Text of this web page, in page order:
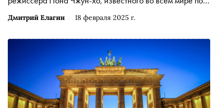
Дмитрий Елагин 18 февраля 2025 г.
сатира на современное общество, комедия об участнике
разрешил работодателю скопировать его тело и
распоряжаться судьбой будущих копий